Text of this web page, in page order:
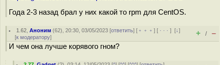
Года 2-3 назад брал у них какой то rpm для CentOS.
1.62 ,Аноним (62), 20:30, 03/05/2023 [ответить] [ ﹢﹢﹢] [ · · ·][↓]
[к модератору] + / –
И чем она лучше корявого гном?